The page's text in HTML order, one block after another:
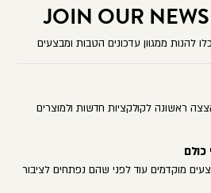
JOIN OUR
להנות ממגוון עדכונים הטבות ומבצעים
ראשונה לקולקציות חדשות ולמוצרים
מוקדמים עוד לפני שהם נפתחים לציבור